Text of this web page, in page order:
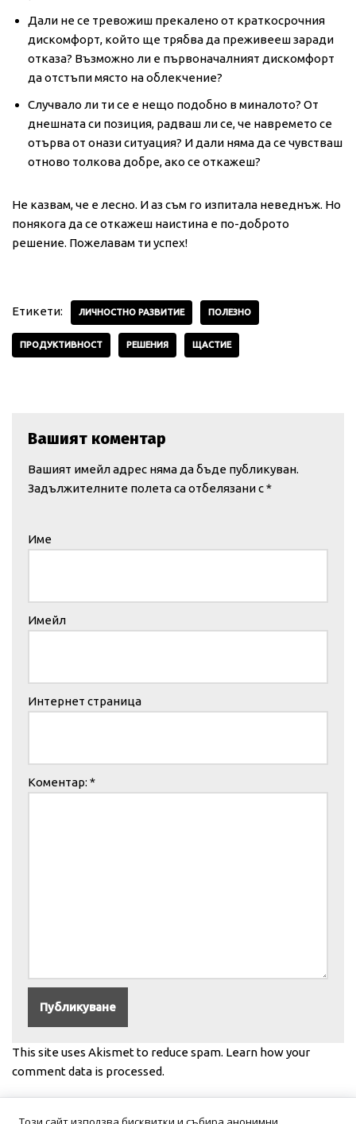
Дали не се тревожиш прекалено от краткосрочния
дискомфорт, който ще трябва да преживееш заради
отказа? Възможно ли е първоначалният дискомфорт
да отстъпи място на облекчение?
Случвало ли ти се е нещо подобно в миналото? От
днешната си позиция, радваш ли се, че навремето се
отърва от онази ситуация? И дали няма да се чувстваш
отново толкова добре, ако се откажеш?
Не казвам, че е лесно. И аз съм го изпитала неведнъж. Но
понякога да се откажеш наистина е по-доброто
решение. Пожелавам ти успех!
Етикети: ЛИЧНОСТНО РАЗВИТИЕ ПОЛЕЗНО
ПРОДУКТИВНОСТ РЕШЕНИЯ ЩАСТИЕ
Вашият коментар
Вашият имейл адрес няма да бъде публикуван.
Задължителните полета са отбелязани с*
Име
Имейл
Интернет страница
Коментар: *
This site uses Akismet to reduce spam. Learn how your
comment data is processed.